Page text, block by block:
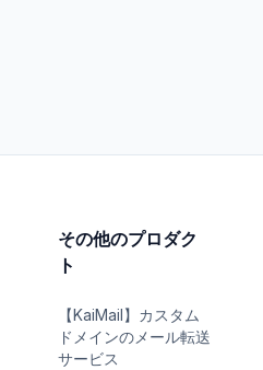
その他のプロダク
ト
【KaiMail】カスタム
ドメインのメール転送
サービス